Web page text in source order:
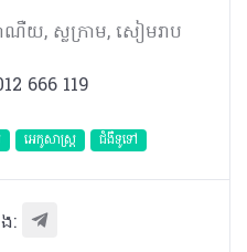
ាណឺយ​, ស្លក្រាម, សៀមរាប
666 119
អេកូសាស្រ្ត ជំងឺទូទៅ
: